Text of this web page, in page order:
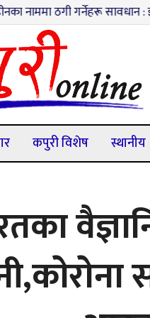
गर्नेहरू सावधान : झुटा विवरण
कपुरी विशेष स्थानीय